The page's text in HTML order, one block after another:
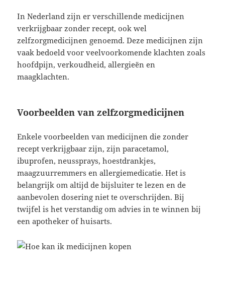
In Nederland zijn er verschillende medicijnen
verkrijgbaar zonder recept, ook wel
zelfzorgmedicijnen genoemd. Deze medicijnen zijn
vaak bedoeld voor veelvoorkomende klachten zoals
hoofdpijn, verkoudheid, allergieën en
maagklachten.
Voorbeelden van zelfzorgmedicijnen
Enkele voorbeelden van medicijnen die zonder
recept verkrijgbaar zijn, zijn paracetamol,
ibuprofen, neussprays, hoestdrankjes,
maagzuurremmers en allergiemedicatie. Het is
belangrijk om altijd de bijsluiter te lezen en de
aanbevolen dosering niet te overschrijden. Bij
twijfel is het verstandig om advies in te winnen bij
een apotheker of huisarts.